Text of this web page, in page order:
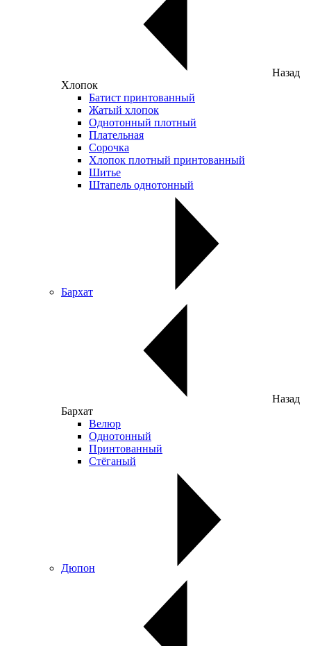
Назад
Хлопок
Батист принтованный
Жатый хлопок
Однотонный плотный
Плательная
Сорочка
Хлопок плотный принтованный
Шитье
Штапель однотонный
Бархат
Назад
Бархат
Велюр
Однотонный
Принтованный
Стёганый
Дюпон